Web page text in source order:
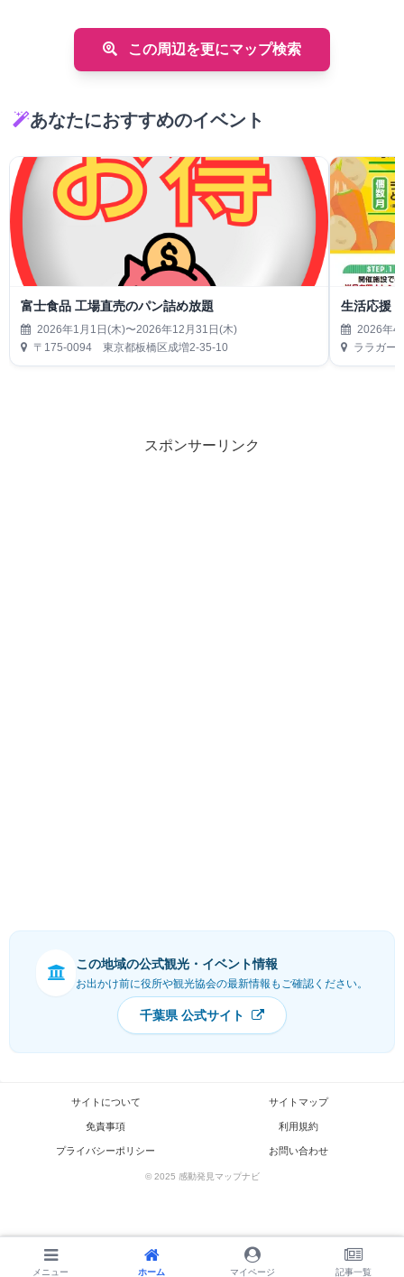
この周辺を更にマップ検索
あなたにおすすめのイベント
富士食品 工場直売のパン詰め放題
2026年1月1日(木)〜2026年12月31日(木)
〒175-0094 東京都板橋区成増2-35-10
生活応援
2026年4
ララガー
スポンサーリンク
この地域の公式観光・イベント情報
お出かけ前に役所や観光協会の最新情報もご確認ください。
千葉県 公式サイト
メニュー トップ サイドバー
サイトについて サイトマップ
免責事項 利用規約
プライバシーポリシー お問い合わせ
© 2025 感動発見マップナビ
メニュー ホーム マイページ 記事一覧